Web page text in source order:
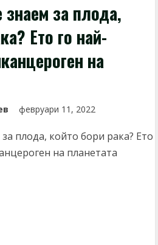
за плода,
Ето го най-
на
февруари 11, 2022